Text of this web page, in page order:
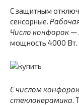
С защитным
сенсорные.
Число конфорок —
мощность 4000 Вт.
С числом
стеклокерамика.